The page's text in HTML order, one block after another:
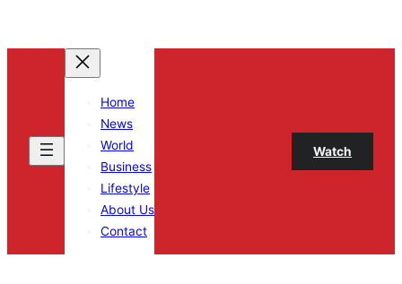
Home
News
World
Business
Lifestyle
About Us
Contact
Watch